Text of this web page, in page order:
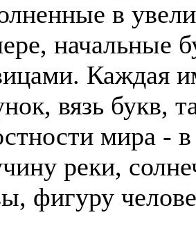
в
начальные
Каждая
вязь букв,
мира -
реки,
фигуру